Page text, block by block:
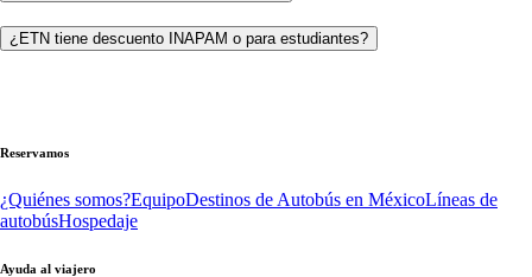
¿ETN tiene descuento INAPAM o para estudiantes?
Reservamos
¿Quiénes somos?EquipoDestinos de Autobús en MéxicoLíneas de
autobúsHospedaje
Ayuda al viajero